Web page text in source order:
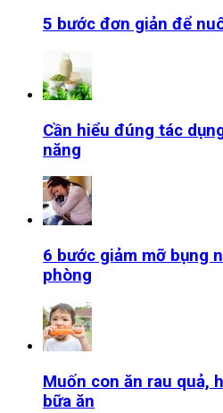
5 bước đơn giản để
Cần hiểu đúng tác
năng
6 bước giảm mỡ bụng
phòng
Muốn con ăn rau quả,
bữa ăn